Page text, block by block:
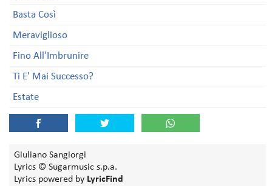
Basta Così
Meraviglioso
Fino All'Imbrunire
Ti E' Mai Successo?
Estate
Giuliano Sangiorgi
Lyrics © Sugarmusic s.p.a.
Lyrics powered by LyricFind